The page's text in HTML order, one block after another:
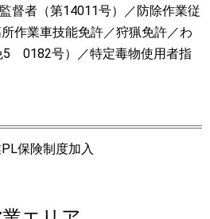
督者（第14011号）／防除作業従
作業車技能免許／狩猟免許／わ
5 0182号）／特定毒物使用者指
保険制度加入